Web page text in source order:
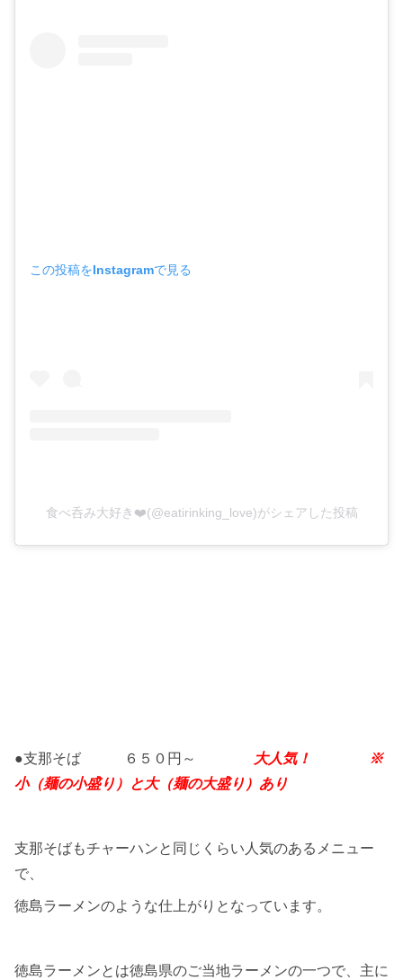
この投稿をInstagramで見る
食べ呑み大好き❤️(@eatirinking_love)がシェアした投稿
●支那そば ６５０円～
大人気！ ※
小（麺の小盛り）と大（麺の大盛り）あり
支那そばもチャーハンと同じくらい人気のあるメニュー
で、
徳島ラーメンのような仕上がりとなっています。
徳島ラーメンとは徳島県のご当地ラーメンの一つで、主に